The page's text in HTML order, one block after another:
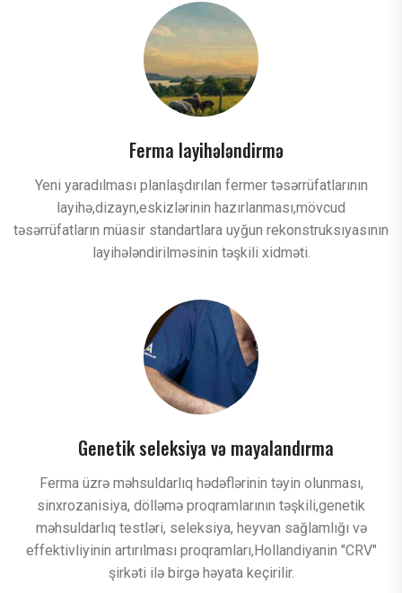
Ferma layihələndirmə
Yeni yaradılması planlaşdırılan fermer təsərrüfatlarının
layihə,dizayn,eskizlərinin hazırlanması,mövcud
təsərrüfatların müasir standartlara uyğun rekonstruksıyasının
layihələndirilməsinin təşkili xidməti.
Genetik seleksiya və mayalandırma
Ferma üzrə məhsuldarlıq hədəflərinin təyin olunması,
sinxrozanisiya, dölləmə proqramlarının təşkili,genetik
məhsuldarlıq testləri, seleksiya, heyvan sağlamlığı və
effektivliyinin artırılması proqramları,Hollandiyanin "CRV"
şirkəti ilə birgə həyata keçirilir.